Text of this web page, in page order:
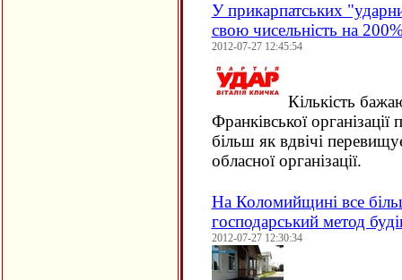
У прикарпатських
свою чисельність на
2012-07-27 12:45:54
Кількість
Франківської
більш як вдвічі
обласної організації.
На Коломийщині все
господарський метод
2012-07-27 12:30:34